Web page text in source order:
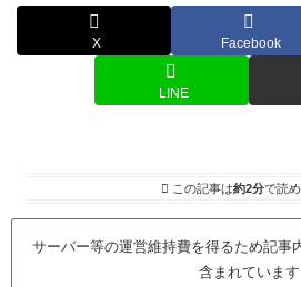
X Facebook
LINE
この記事は約2分で読め
サーバー等の運営維持費を得るため記事
含まれています